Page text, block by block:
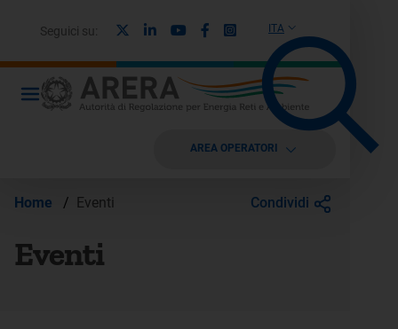
ITA
Seguici su: LinkedinYoutubeFacebook
Instagram
AREA OPERATORI
Home / Eventi Condividi
Eventi